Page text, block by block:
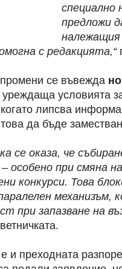
специално
предложи
належащия
с редакцията,“
се въвежда
условията
липсва
да бъде
се оказа, че
особено при смяна
конкурси. Това
механизъм,
при запазване на
и преходната